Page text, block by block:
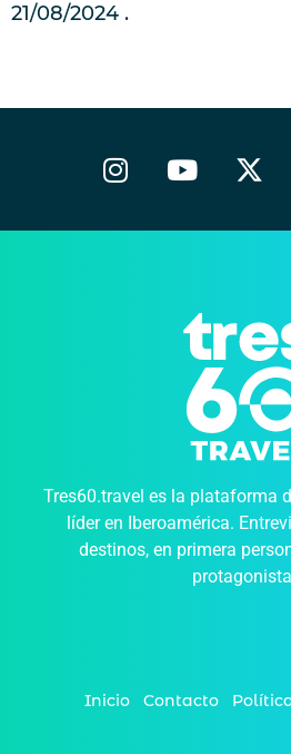
21/08/2024
Tres60.travel es la plataforma
líder en Iberoamérica.
destinos, en primera
Inicio Contacto